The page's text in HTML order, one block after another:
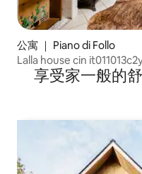
公寓 ｜ Piano di Follo
Lalla house cin
享受家一般的